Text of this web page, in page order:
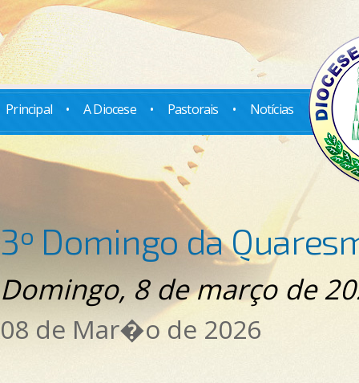
Principal • A Diocese • Pastorais • Notícias
3º Domingo da
Domingo, 8 de março de
08 de Mar�o de 2026